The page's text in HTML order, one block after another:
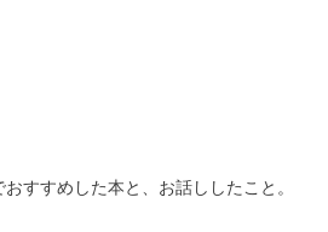
おすすめした本と、お話ししたこと。